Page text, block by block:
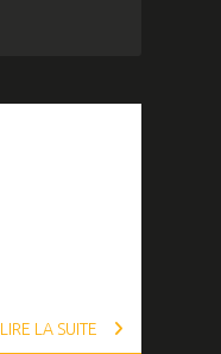
LIRE LA SUITE